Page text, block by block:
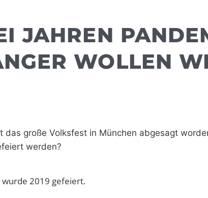
JAHREN
WOLLEN
das große Volksfest in München abgesagt
werden?
2019 gefeiert.